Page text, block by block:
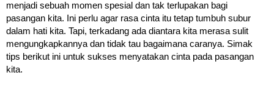
menjadi sebuah momen spesial dan tak terlupakan bagi
pasangan kita. Ini perlu agar rasa cinta itu tetap tumbuh subur
dalam hati kita. Tapi, terkadang ada diantara kita merasa sulit
mengungkapkannya dan tidak tau bagaimana caranya. Simak
tips berikut ini untuk sukses menyatakan cinta pada pasangan
kita.